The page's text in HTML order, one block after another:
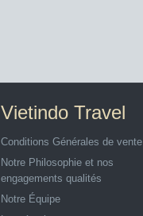
Vietindo Travel
Conditions Générales de vente
Notre Philosophie et nos
engagements qualités
Notre Équipe